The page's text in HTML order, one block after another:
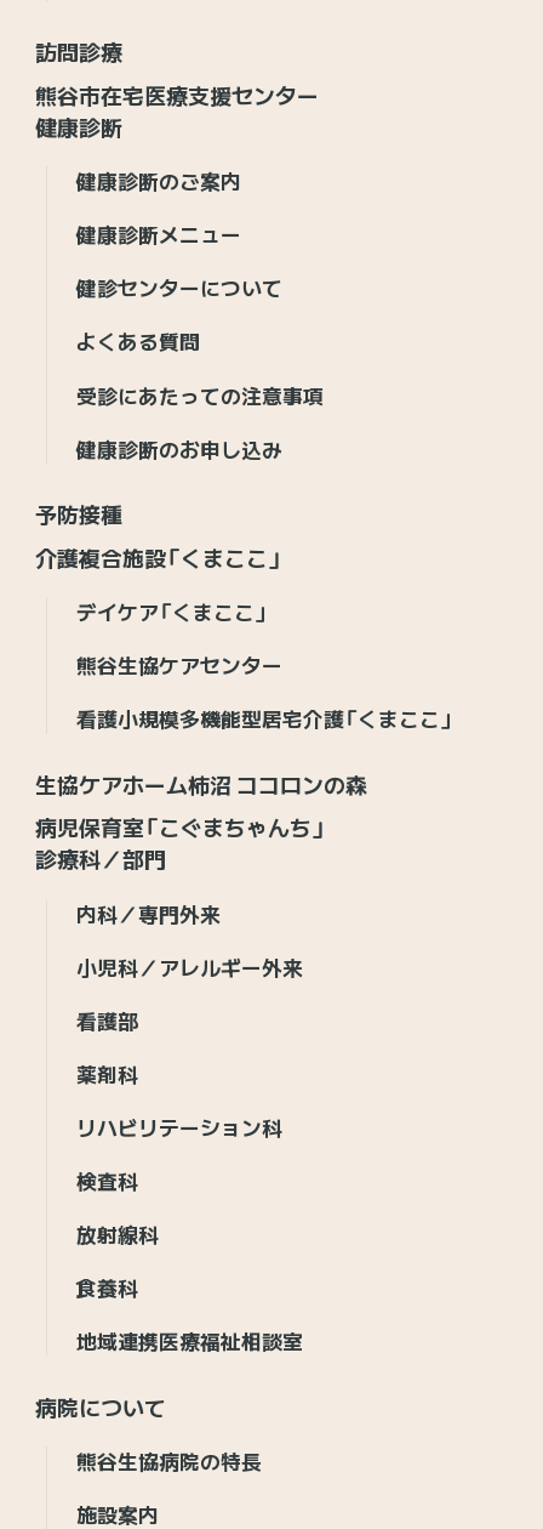
訪問診療
熊谷市在宅医療支援センター
健康診断
健康診断のご案内
健康診断メニュー
健診センターについて
よくある質問
受診にあたっての注意事項
健康診断のお申し込み
予防接種
介護複合施設「くまここ」
デイケア「くまここ」
熊谷生協ケアセンター
看護小規模多機能型居宅介護「くまここ」
生協ケアホーム柿沼 ココロンの森
病児保育室「こぐまちゃんち」
診療科／部門
内科／専門外来
小児科／アレルギー外来
看護部
薬剤科
リハビリテーション科
検査科
放射線科
食養科
地域連携医療福祉相談室
病院について
熊谷生協病院の特長
施設案内